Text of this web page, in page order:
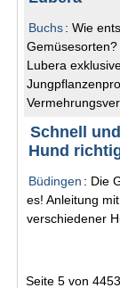
Buchs: Wie
Lubera
Schnell
Hund
Büdingen : Die
es! Anleitung
verschiedener
Seite 5 von